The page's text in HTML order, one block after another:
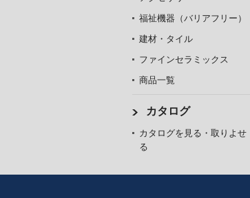
福祉機器（バリアフリー）
建材・タイル
ファインセラミックス
商品一覧
カタログ
カタログを見る・取りよせ
る